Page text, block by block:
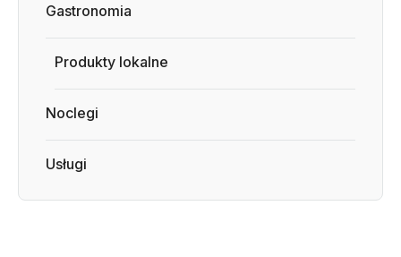
Gastronomia
Produkty lokalne
Noclegi
Usługi